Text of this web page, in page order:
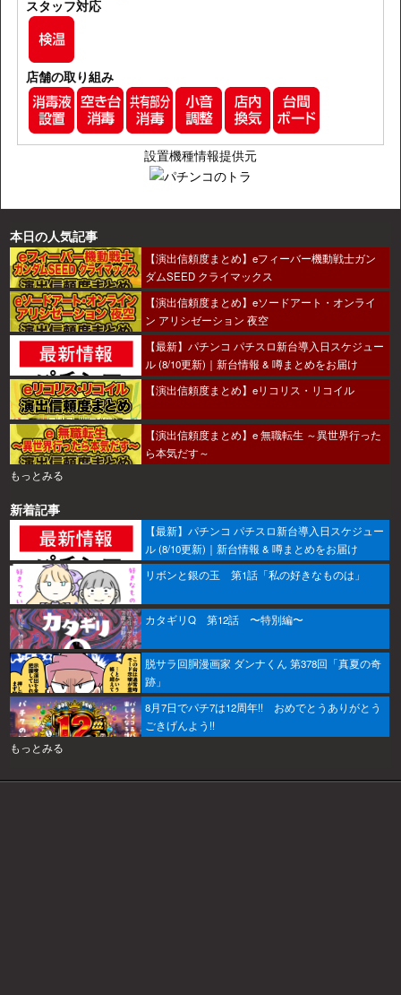
スタッフ対応
店舗の取り組み
設置機種情報提供元
本日の人気記事
【演出信頼度まとめ】eフィーバー機動戦士ガン
ダムSEED クライマックス
【演出信頼度まとめ】eソードアート・オンライ
ン アリシゼーション 夜空
【最新】パチンコ パチスロ新台導入日スケジュー
ル (8/10更新)｜新台情報 & 噂まとめをお届け
【演出信頼度まとめ】eリコリス・リコイル
【演出信頼度まとめ】e 無職転生 ～異世界行った
ら本気だす～
もっとみる
新着記事
【最新】パチンコ パチスロ新台導入日スケジュー
ル (8/10更新)｜新台情報 & 噂まとめをお届け
リボンと銀の玉 第1話「私の好きなものは」
カタギリQ 第12話 〜特別編〜
脱サラ回胴漫画家 ダンナくん 第378回「真夏の奇
跡」
8月7日でパチ7は12周年!! おめでとうありがとう
ごきげんよう!!
もっとみる